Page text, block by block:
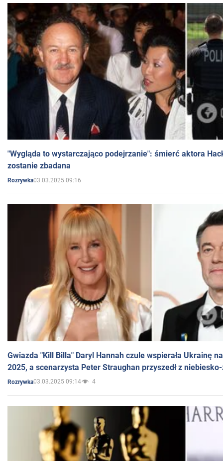
"Wygląda to wystarczająco podejrzanie": śmierć aktora
zostanie zbadana
Rozrywka03.03.2025 09:16
Gwiazda "Kill Billa" Daryl Hannah czule wspierała Ukrainę
2025, a scenarzysta Peter Straughan przyszedł z
Rozrywka03.03.2025 09:14 4